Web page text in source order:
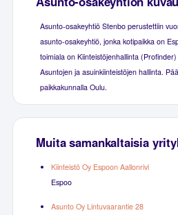
Asunto-osakeyhtiö Stenbo perustettiin
asunto-osakeyhtiö, jonka kotipaikka on
toimiala on Kiinteistöjenhallinta
Asuntojen ja asuinkiinteistöjen hallinta.
paikkakunnalla Oulu.
Muita samankaltaisia
Kiinteistö Oy Espoon Aallonrivi
Espoo
Asunto Oy Lintuvaarantie 28